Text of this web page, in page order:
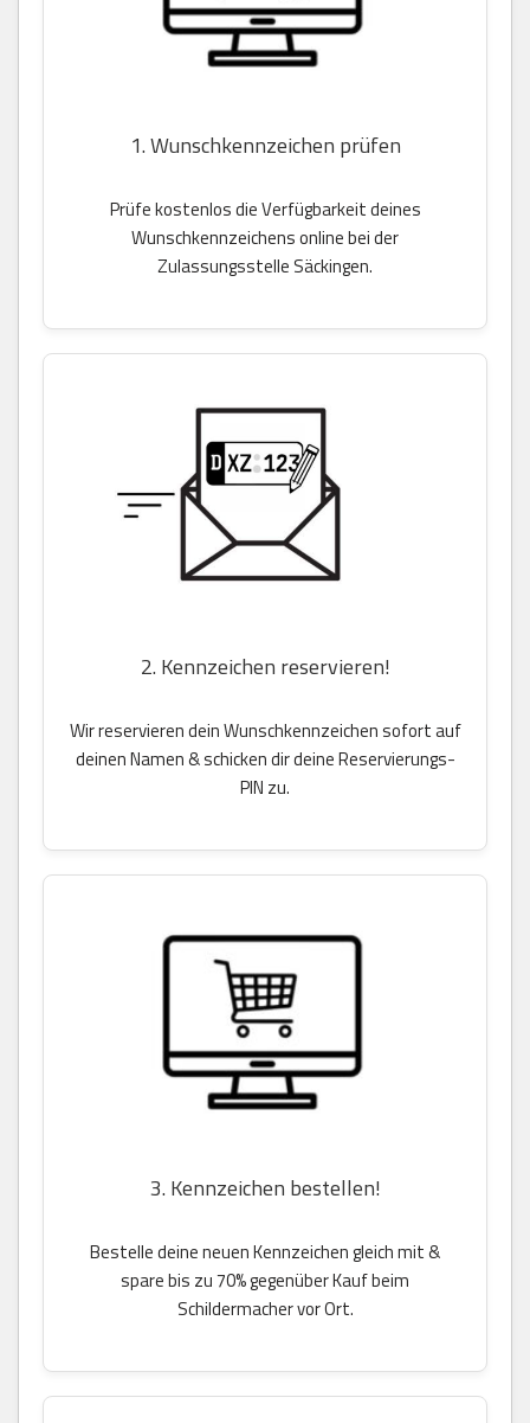
1. Wunschkennzeichen prüfen
Prüfe kostenlos die Verfügbarkeit deines
Wunschkennzeichens online bei der
Zulassungsstelle Säckingen.
2. Kennzeichen reservieren!
Wir reservieren dein Wunschkennzeichen sofort auf
deinen Namen & schicken dir deine Reservierungs-
PIN zu.
3. Kennzeichen bestellen!
Bestelle deine neuen Kennzeichen gleich mit &
spare bis zu 70% gegenüber Kauf beim
Schildermacher vor Ort.